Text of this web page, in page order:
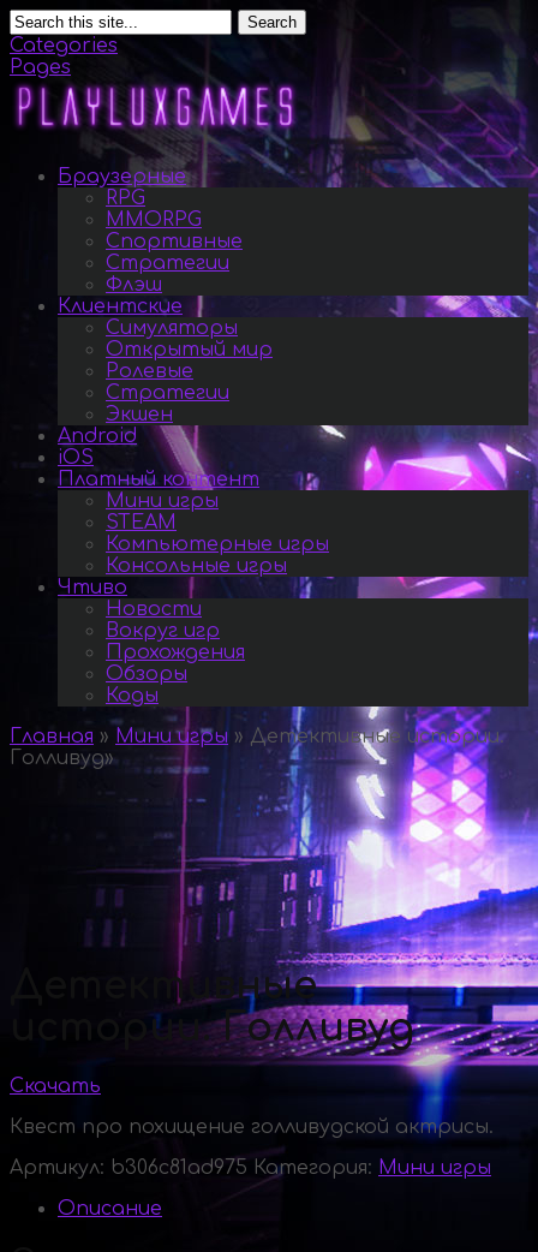
Search
Categories
Pages
Браузерные
RPG
MMORPG
Спортивные
Стратегии
Флэш
Клиентские
Симуляторы
Открытый мир
Ролевые
Стратегии
Экшен
Android
iOS
Платный контент
Мини игры
STEAM
Компьютерные игры
Консольные игры
Чтиво
Новости
Вокруг игр
Прохождения
Обзоры
Коды
Главная » Мини игры » Детективные истории.
Голливуд»
Детективные
истории. Голливуд
Скачать
Квест про похищение голливудской актрисы.
Артикул: b306c81ad975 Категория: Мини игры
Описание